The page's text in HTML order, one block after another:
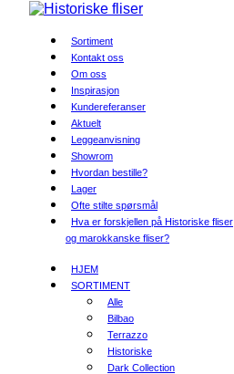
Sortiment
Kontakt oss
Om oss
Inspirasjon
Kundereferanser
Aktuelt
Leggeanvisning
Showrom
Hvordan bestille?
Lager
Ofte stilte spørsmål
Hva er forskjellen på Historiske fliser
og marokkanske fliser?
HJEM
SORTIMENT
Alle
Bilbao
Terrazzo
Historiske
Dark Collection